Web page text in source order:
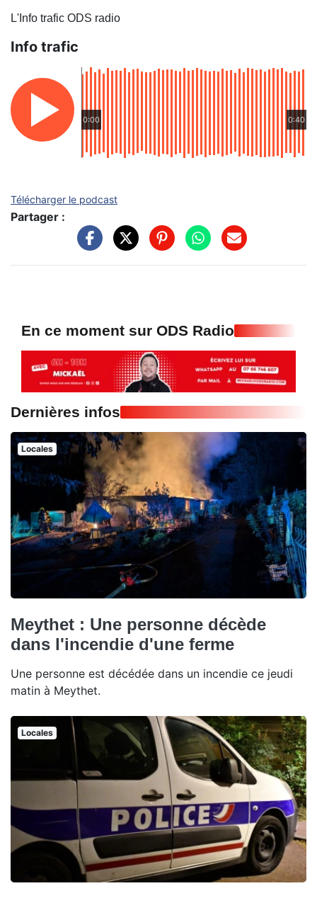
L'Info trafic ODS radio
Info trafic
0:00 0:40
Télécharger le podcast
Partager :
En ce moment sur ODS Radio
Dernières infos
Locales
Meythet : Une personne décède
dans l'incendie d'une ferme
Une personne est décédée dans un incendie ce jeudi
matin à Meythet.
Locales